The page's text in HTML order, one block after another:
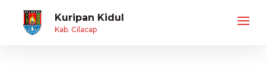
Kuripan Kidul
Kab. Cilacap